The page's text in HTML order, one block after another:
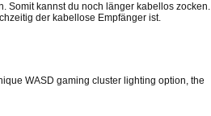
Somit kannst du noch länger kabellos zocken.
der kabellose Empfänger ist.
WASD gaming cluster lighting option, the